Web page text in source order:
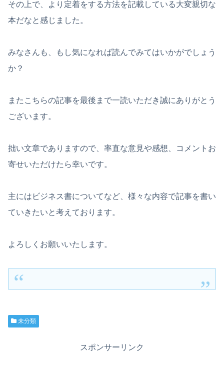
その上で、より定着をする方法を記載している大変親切な
本だなと感じました。
みなさんも、もし気になれば読んでみてはいかがでしょう
か？
またこちらの記事を最後まで一読いただき誠にありがとう
ございます。
拙い文章でありますので、率直な意見や感想、コメントお
寄せいただけたら幸いです。
主にはビジネス書についてなど、様々な内容で記事を書い
ていきたいと考えております。
よろしくお願いいたします。
未分類
スポンサーリンク